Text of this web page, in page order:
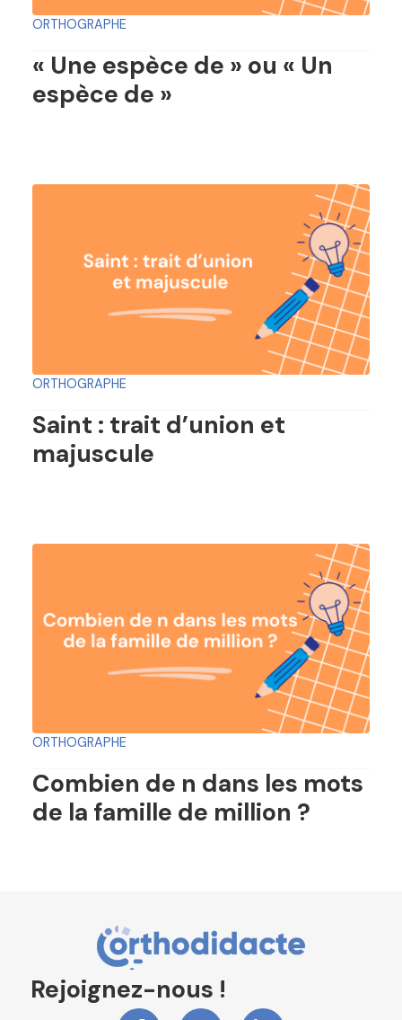
ORTHOGRAPHE
« Une espèce de » ou « Un
espèce de »
ORTHOGRAPHE
Saint : trait d’union et
majuscule
ORTHOGRAPHE
Combien de n dans les mots
de la famille de million ?
Rejoignez-nous !